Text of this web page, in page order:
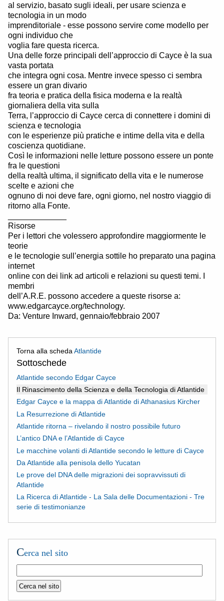
al servizio, basato sugli ideali, per usare scienza e
tecnologia in un modo
imprenditoriale - esse possono servire come modello per
ogni individuo che
voglia fare questa ricerca.
Una delle forze principali dell’approccio di Cayce è la sua
vasta portata
che integra ogni cosa. Mentre invece spesso ci sembra
essere un gran divario
fra teoria e pratica della fisica moderna e la realtà
giornaliera della vita sulla
Terra, l’approccio di Cayce cerca di connettere i domini di
scienza e tecnologia
con le esperienze più pratiche e intime della vita e della
coscienza quotidiane.
Così le informazioni nelle letture possono essere un ponte
fra le questioni
della realtà ultima, il significato della vita e le numerose
scelte e azioni che
ognuno di noi deve fare, ogni giorno, nel nostro viaggio di
ritorno alla Fonte.
Risorse
Per i lettori che volessero approfondire maggiormente le
teorie
e le tecnologie sull’energia sottile ho preparato una pagina
internet
online con dei link ad articoli e relazioni su questi temi. I
membri
dell’A.R.E. possono accedere a queste risorse a:
www.edgarcayce.org/technology.
Da: Venture Inward, gennaio/febbraio 2007
Torna alla scheda Atlantide
Sottoschede
Atlantide secondo Edgar Cayce
Il Rinascimento della Scienza e della Tecnologia di Atlantide
Edgar Cayce e la mappa di Atlantide di Athanasius Kircher
La Resurrezione di Atlantide
Atlantide ritorna – rivelando il nostro possibile futuro
L’antico DNA e l’Atlantide di Cayce
Le macchine volanti di Atlantide secondo le letture di Cayce
Da Atlantide alla penisola dello Yucatan
Le prove del DNA delle migrazioni dei sopravvissuti di
Atlantide
La Ricerca di Atlantide - La Sala delle Documentazioni - Tre
serie di testimonianze
Cerca nel sito